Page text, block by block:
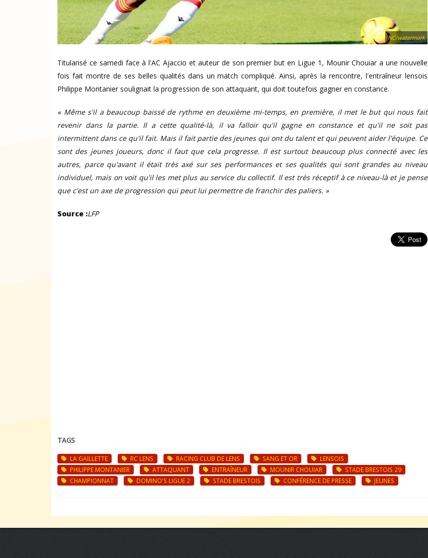
NC/watermark
Titularisé ce samedi face à l'AC Ajaccio et auteur de son premier but en Ligue 1, Mounir Chouiar a une nouvelle
fois fait montre de ses belles qualités dans un match compliqué. Ainsi, après la rencontre, l'entraîneur lensois
Philippe Montanier soulignait la progression de son attaquant, qui doit toutefois gagner en constance.
« Même s'il a beaucoup baissé de rythme en deuxième mi-temps, en première, il met le but qui nous fait
revenir dans la partie. Il a cette qualité-là, il va falloir qu'il gagne en constance et qu'il ne soit pas
intermittent dans ce qu'il fait. Mais il fait partie des jeunes qui ont du talent et qui peuvent aider l'équipe. Ce
sont des jeunes joueurs, donc il faut que cela progresse. Il est surtout beaucoup plus connecté avec les
autres, parce qu'avant il était très axé sur ses performances et ses qualités qui sont grandes au niveau
individuel, mais on voit qu'il les met plus au service du collectif. Il est très réceptif à ce niveau-là et je pense
que c'est un axe de progression qui peut lui permettre de franchir des paliers. »
Source :LFP
TAGS
LA GAILLETTE RC LENS RACING CLUB DE LENS SANG ET OR
LENSOIS
PHILIPPE MONTANIER
ATTAQUANT ENTRAÎNEUR MOUNIR CHOUIAR
STADE BRESTOIS 29
CHAMPIONNAT
DOMINO'S LIGUE 2 STADE BRESTOIS CONFÉRENCE DE PRESSE JEUNES